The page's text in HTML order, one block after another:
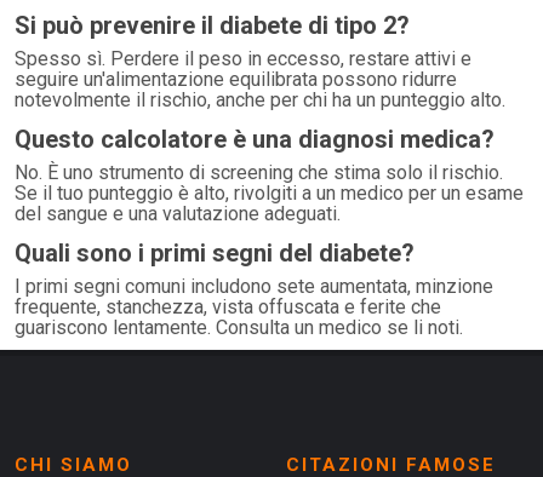
Si può prevenire il diabete di tipo 2?
Spesso sì. Perdere il peso in eccesso, restare attivi e
seguire un'alimentazione equilibrata possono ridurre
notevolmente il rischio, anche per chi ha un punteggio alto.
Questo calcolatore è una diagnosi medica?
No. È uno strumento di screening che stima solo il rischio.
Se il tuo punteggio è alto, rivolgiti a un medico per un esame
del sangue e una valutazione adeguati.
Quali sono i primi segni del diabete?
I primi segni comuni includono sete aumentata, minzione
frequente, stanchezza, vista offuscata e ferite che
guariscono lentamente. Consulta un medico se li noti.
CHI SIAMO CITAZIONI FAMOSE